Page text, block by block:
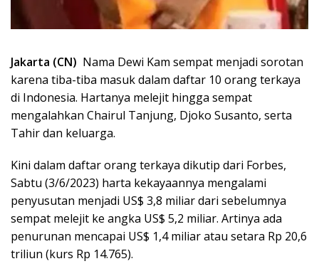
Jakarta (CN) Nama Dewi Kam sempat menjadi sorotan
karena tiba-tiba masuk dalam daftar 10 orang terkaya
di Indonesia. Hartanya melejit hingga sempat
mengalahkan Chairul Tanjung, Djoko Susanto, serta
Tahir dan keluarga.
Kini dalam daftar orang terkaya dikutip dari Forbes,
Sabtu (3/6/2023) harta kekayaannya mengalami
penyusutan menjadi US$ 3,8 miliar dari sebelumnya
sempat melejit ke angka US$ 5,2 miliar. Artinya ada
penurunan mencapai US$ 1,4 miliar atau setara Rp 20,6
triliun (kurs Rp 14.765).